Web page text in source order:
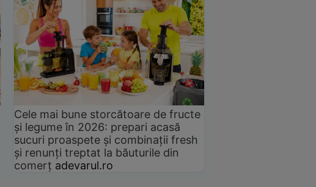
Cele mai bune storcătoare de fructe
și legume în 2026: prepari acasă
sucuri proaspete și combinații fresh
și renunți treptat la băuturile din
comerț adevarul.ro